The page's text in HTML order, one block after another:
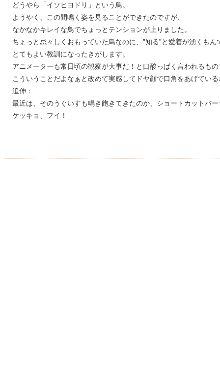
どうやら「イソヒヨドリ」という鳥。
ようやく、この間鳴く姿を見ることができたのですが、
なかなかキレイな鳥でちょっとテンションが上りました。
ちょっと忌々しくおもっていた鳥なのに、”知る”と愛着が湧くもん
とてもよい教訓になったきがします。
アニメーターも常日頃の観察が大事だ！と口酸っぱく言われるも
こういうことだよなぁと改めて実感してドヤ顔で口角をあげてい
追伸：
最近は、そのうぐいすも鳴き飽きてきたのか、ショートカットバ
ケッキョ、フイ！